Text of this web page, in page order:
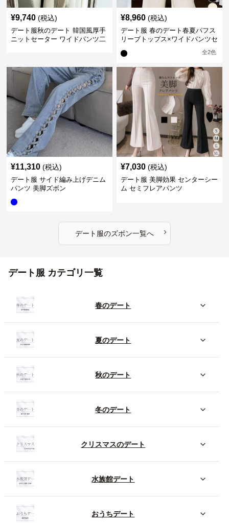
¥9,740 (税込)
デート服秋のデート 韓国風厚手
ニットセーター ワイドパンツ二
¥8,960 (税込)
デート服 春のデート春夏パフス
リーブトップス×ワイドパンツセ
全2色
¥11,310 (税込)
デート服 サイド編み上げデニム
パンツ 美脚ズボン
¥7,030 (税込)
デート服 美脚効果 センターシー
ム セミフレアパンツ
デート服のズボン一覧へ ›
デート服 カテゴリ一覧
春のデート
夏のデート
秋のデート
冬のデート
クリスマスのデート
水族館デート
おうちデート